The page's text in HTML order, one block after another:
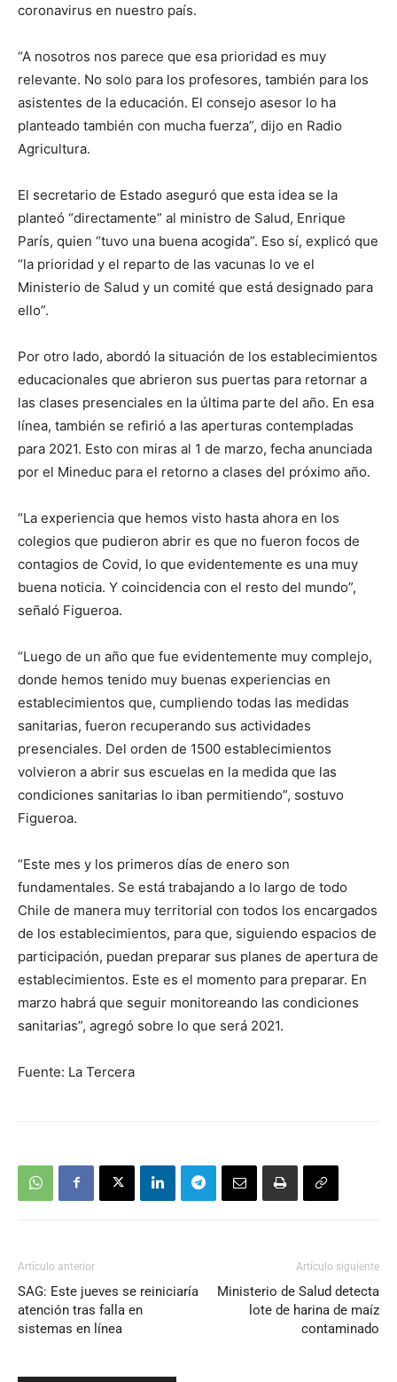
coronavirus en nuestro país.
“A nosotros nos parece que esa prioridad es muy
relevante. No solo para los profesores, también para los
asistentes de la educación. El consejo asesor lo ha
planteado también con mucha fuerza”, dijo en Radio
Agricultura.
El secretario de Estado aseguró que esta idea se la
planteó “directamente” al ministro de Salud, Enrique
París, quien “tuvo una buena acogida”. Eso sí, explicó que
“la prioridad y el reparto de las vacunas lo ve el
Ministerio de Salud y un comité que está designado para
ello”.
Por otro lado, abordó la situación de los establecimientos
educacionales que abrieron sus puertas para retornar a
las clases presenciales en la última parte del año. En esa
línea, también se refirió a las aperturas contempladas
para 2021. Esto con miras al 1 de marzo, fecha anunciada
por el Mineduc para el retorno a clases del próximo año.
“La experiencia que hemos visto hasta ahora en los
colegios que pudieron abrir es que no fueron focos de
contagios de Covid, lo que evidentemente es una muy
buena noticia. Y coincidencia con el resto del mundo”,
señaló Figueroa.
“Luego de un año que fue evidentemente muy complejo,
donde hemos tenido muy buenas experiencias en
establecimientos que, cumpliendo todas las medidas
sanitarias, fueron recuperando sus actividades
presenciales. Del orden de 1500 establecimientos
volvieron a abrir sus escuelas en la medida que las
condiciones sanitarias lo iban permitiendo”, sostuvo
Figueroa.
“Este mes y los primeros días de enero son
fundamentales. Se está trabajando a lo largo de todo
Chile de manera muy territorial con todos los encargados
de los establecimientos, para que, siguiendo espacios de
participación, puedan preparar sus planes de apertura de
establecimientos. Este es el momento para preparar. En
marzo habrá que seguir monitoreando las condiciones
sanitarias”, agregó sobre lo que será 2021.
Fuente: La Tercera
Artículo anterior
SAG: Este jueves se reiniciaría
atención tras falla en
sistemas en línea
Artículo siguiente
Ministerio de Salud detecta
lote de harina de maíz
contaminado